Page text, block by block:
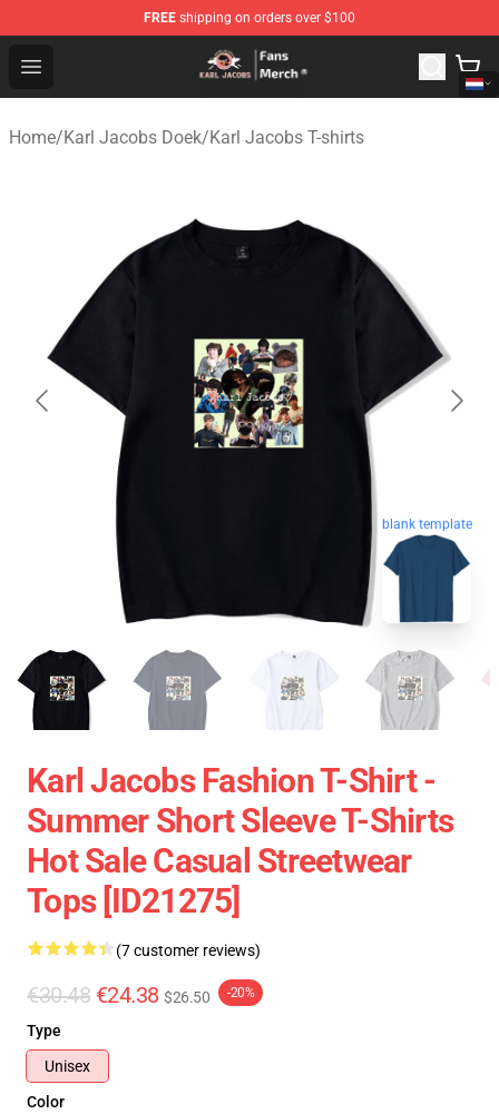
FREE shipping on orders over $100
Open menu
Karl Jacobs Store - Official Karl Jacobs Merchandise
Home/Karl Jacobs Doek/Karl Jacobs T-shirts
blank template
Karl Jacobs Fashion T-Shirt -
Summer Short Sleeve T-Shirts
Hot Sale Casual Streetwear
Tops [ID21275]
(7 customer reviews)
€30.48 €24.38 $26.50 -20%
Type
Unisex
Color